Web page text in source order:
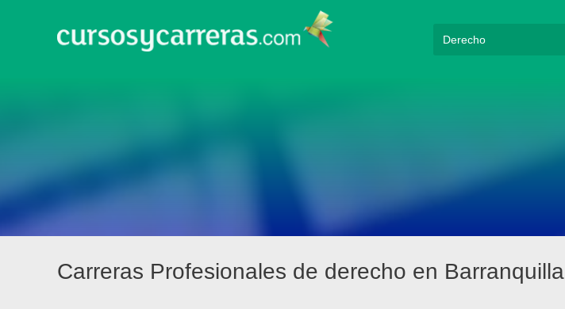
Carreras Profesionales de derecho en Barranquilla